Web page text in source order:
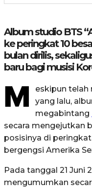
Album studio BTS
ke peringkat 10
bulan dirilis,
baru bagi musisi
M
eskipun telah
yang lalu,
megabintang
secara mengejutkan
posisinya di
bergengsi Amerika
Pada tanggal 21 Juni
mengumumkan